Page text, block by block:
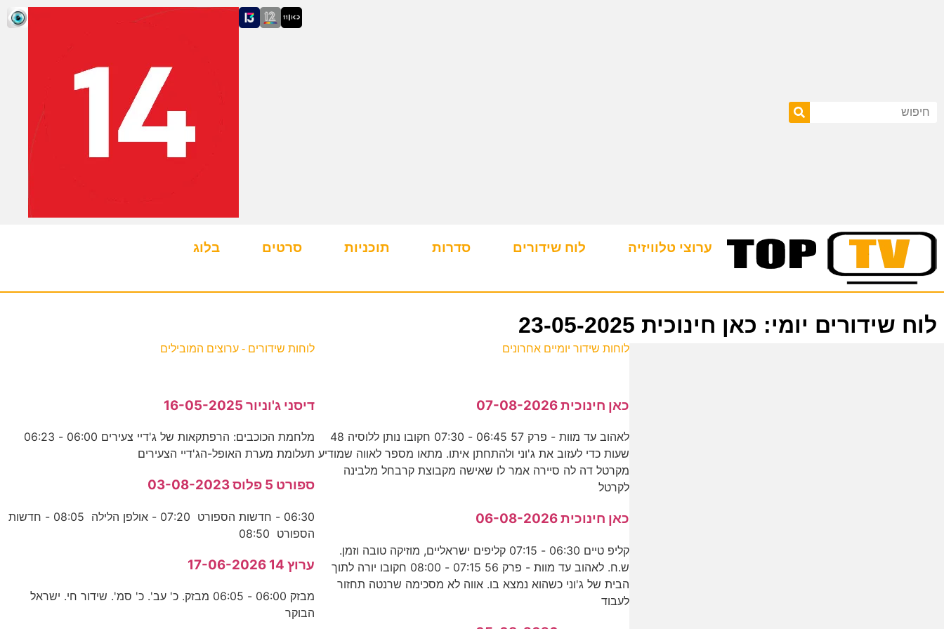
ערוצי טלוויזיה לוח שידורים סדרות תוכניות סרטים בלוג
לוח שידורים יומי: כאן חינוכית 23-05-2025
לוחות שידור יומיים אחרונים
כאן חינוכית 07-08-2026
לאהוב עד מוות - פרק 57 06:45 - 07:30 חקובו נותן ללוסיה 48
שעות כדי לעזוב את ג'וני ולהתחתן איתו. מתאו מספר לאווה שמודיע
מקרטל דה לה סיירה אמר לו שאישה מקבוצת קרבחל מלבינה
לקרטל
כאן חינוכית 06-08-2026
קליפ טיים 06:30 - 07:15 קליפים ישראליים, מוזיקה טובה וזמן.
ש.ח. לאהוב עד מוות - פרק 56 07:15 - 08:00 חקובו יורה לתוך
הבית של ג'וני כשהוא נמצא בו. אווה לא מסכימה שרנטה תחזור
לעבוד
לוחות שידורים - ערוצים המובילים
דיסני ג'וניור 16-05-2025
מלחמת הכוכבים: הרפתקאות של ג'דיי צעירים 06:00 - 06:23
תעלומת מערת האופל-הג'דיי הצעירים
ספורט 5 פלוס 03-08-2023
06:30 - חדשות הספורט 07:20 - אולפן הלילה 08:05 - חדשות
הספורט 08:50
ערוץ 14 17-06-2026
מבזק 06:00 - 06:05 מבזק. כ' עב'. כ' סמ'. שידור חי. ישראל
הבוקר